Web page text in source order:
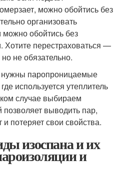
можно обойтись без
организовать
можно обойтись без
Хотите перестраховаться —
не обязательно.
нужны паропроницаемые
используется утеплитель
случае выбираем
выводить пар,
потеряет свои свойства.
изоспана и их
и